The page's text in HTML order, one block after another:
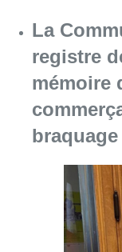
La
registre
mémoire
braquage